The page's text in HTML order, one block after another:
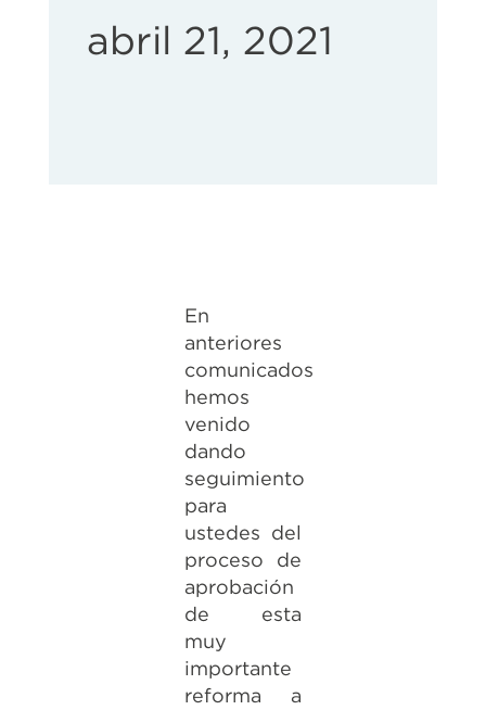
abril 21, 2021
En
anteriores
comunicados
hemos
venido
dando
seguimiento
para
ustedes del
proceso de
aprobación
de esta
muy
importante
reforma a